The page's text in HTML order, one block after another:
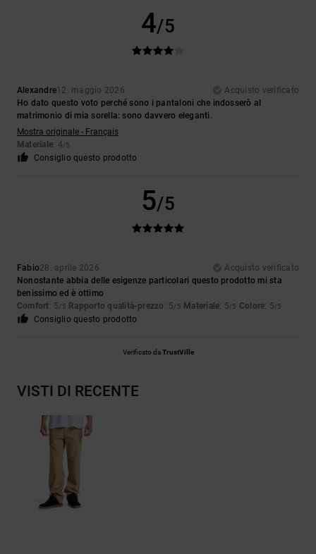
4/5
Alexandre12. maggio 2026
Acquisto verificato
Ho dato questo voto perché sono i pantaloni che indosserò al
matrimonio di mia sorella: sono davvero eleganti.
Mostra originale - Français
Materiale: 4/5
Consiglio questo prodotto
5/5
Fabio28. aprile 2026
Acquisto verificato
Nonostante abbia delle esigenze particolari questo prodotto mi sta
benissimo ed è ottimo
Comfort: 5/5 Rapporto qualità-prezzo : 5/5 Materiale: 5/5 Colore: 5/5
Consiglio questo prodotto
Verificato daTrustVille
VISTI DI RECENTE